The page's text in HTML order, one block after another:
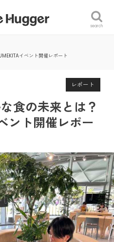
search
イベント開催レポート
レポート
食の未来とは？
ント開催レポー